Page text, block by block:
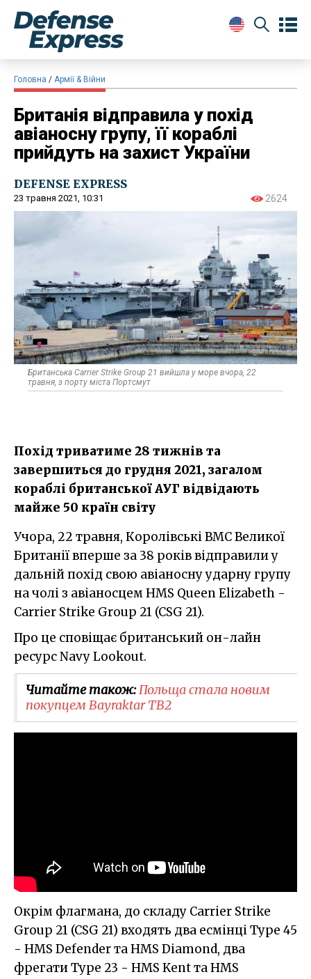
Головна Армії & Війни
Британія відправила у похід
авіаносну групу, її кораблі
прийдуть на захист України
DEFENSE EXPRESS
23 травня 2021, 10:31 2624
Британська Carrier Strike Group 21 вийшла у море вчора, 22
травня, з порту міста Портсмут
Похід триватиме 28 тижнів та
завершиться до грудня 2021, загалом
кораблі британської АУГ відвідають
майже 50 країн світу
Учора, 22 травня, Королівські ВМС Великої
Британії вперше за 38 років відправили у
дальній похід свою авіаносну ударну групу
на чолі з авіаносцем HMS Queen Elizabeth -
Carrier Strike Group 21 (CSG 21).
Про це сповіщає британський он-лайн
ресурс Navy Lookout.
Читайте також:Польща стала новим
покупцем Bayraktar TB2
Окрім флагмана, до складу Carrier Strike
Group 21 (CSG 21) входять два есмінці Type 45
- HMS Defender та HMS Diamond, два
фрегати Type 23 - HMS Kent та HMS